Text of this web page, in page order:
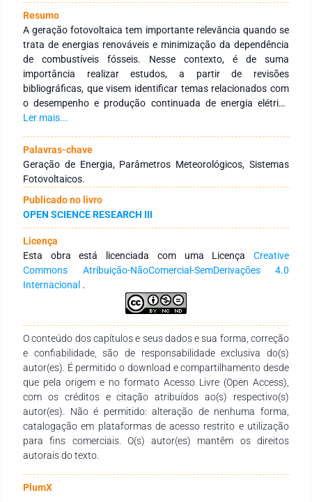
Resumo
A geração fotovoltaica tem importante relevância quando se
trata de energias renováveis e minimização da dependência
de combustíveis fósseis. Nesse contexto, é de suma
importância realizar estudos, a partir de revisões
bibliográficas, que visem identificar temas relacionados com
o desempenho e produção continuada de energia elétrica
através desse tipo de sistema de geração deenergia. Um
parâmetros meteorológicos na geração da energia
proveniente da ação dos painéis fotovoltaicos. Assim, esse
trabalho busca apontar quais são esses parâmetros e de que
forma estes influenciam essa forma de geração. Além
disso,busca-se também estabelecer condições para análises
futuras acerca de concretizações de projetos eficientes que
levem em conta tais parâmetros, assim como ser um breve
guia acerca deste tema.
Ler mais...
Palavras-chave
Geração de Energia, Parâmetros Meteorológicos, Sistemas
Fotovoltaicos.
Publicado no livro
OPEN SCIENCE RESEARCH III
Licença
Esta obra está licenciada com uma Licença Creative
Commons Atribuição-NãoComercial-SemDerivações 4.0
Internacional .
O conteúdo dos capítulos e seus dados e sua forma, correção
e confiabilidade, são de responsabilidade exclusiva do(s)
autor(es). É permitido o download e compartilhamento desde
que pela origem e no formato Acesso Livre (Open Access),
com os créditos e citação atribuídos ao(s) respectivo(s)
autor(es). Não é permitido: alteração de nenhuma forma,
catalogação em plataformas de acesso restrito e utilização
para fins comerciais. O(s) autor(es) mantêm os direitos
autorais do texto.
PlumX